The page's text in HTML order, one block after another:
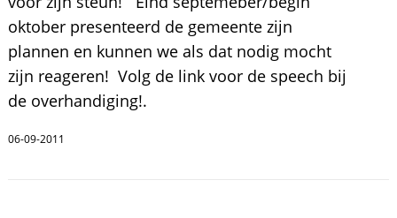
oktober presenteerd de gemeente zijn
plannen en kunnen we als dat nodig mocht
zijn reageren! Volg de link voor de speech bij
de overhandiging!.
06-09-2011